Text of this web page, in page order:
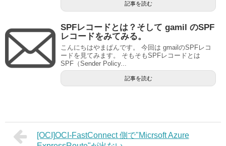
記事を読む
SPFレコードとは？そして gamil のSPF
レコードをみてみる。
こんにちはやまぱんです。 今回は gmailのSPFレコ
ードを見てみます。 そもそもSPFレコードとは
SPF（Sender Policy...
記事を読む
[OCI]OCI-FastConnect 側で"Micrsoft Azure